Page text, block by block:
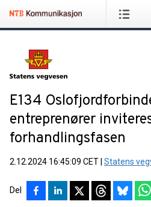
E134
entreprenører
forhandlingsfasen
2.12.2024 16:45:09 CET Statens
Del